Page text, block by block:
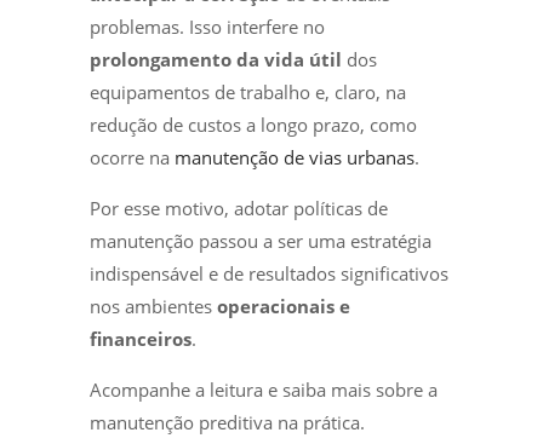
problemas. Isso interfere no
prolongamento da vida útil dos
equipamentos de trabalho e, claro, na
redução de custos a longo prazo, como
ocorre na manutenção de vias urbanas.
Por esse motivo, adotar políticas de
manutenção passou a ser uma estratégia
indispensável e de resultados significativos
nos ambientes operacionais e
financeiros.
Acompanhe a leitura e saiba mais sobre a
manutenção preditiva na prática.